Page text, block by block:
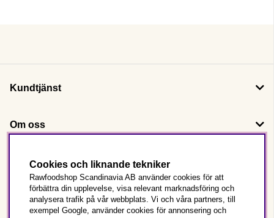
Kundtjänst
Om oss
Följ oss
Det här är Rawfoodshop
Cookies och liknande tekniker
Rawfoodshop Scandinavia AB använder cookies för att
förbättra din upplevelse, visa relevant marknadsföring och
analysera trafik på vår webbplats. Vi och våra partners, till
exempel Google, använder cookies för annonsering och